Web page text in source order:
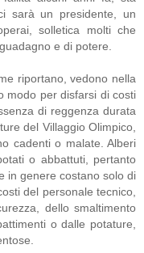
sarà un presidente, un
solletica molti che
e di potere.
riportano, vedono nella
modo per disfarsi di costi
di reggenza durata
del Villaggio Olimpico,
cadenti o malate. Alberi
o abbattuti, pertanto
in genere costano solo di
del personale tecnico,
dello smaltimento
o dalle potature,